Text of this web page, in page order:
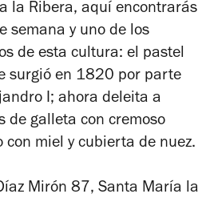
la Ribera, aquí encontrarás
semana y uno de los
de esta cultura: el pastel
surgió en 1820 por parte
I; ahora deleita a
de galleta con cremoso
con miel y cubierta de nuez.
Mirón 87, Santa María la